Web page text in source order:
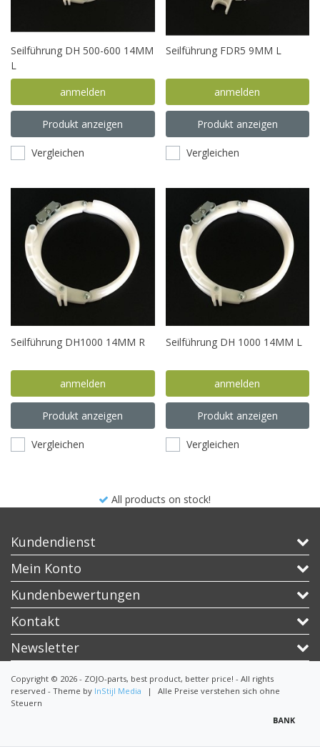
Seilführung DH 500-600 14MM
L
anmelden
Produkt anzeigen
Vergleichen
Seilführung FDR5 9MM L
anmelden
Produkt anzeigen
Vergleichen
Seilführung DH1000 14MM R
anmelden
Produkt anzeigen
Vergleichen
Seilführung DH 1000 14MM L
anmelden
Produkt anzeigen
Vergleichen
All products on stock!
Kundendienst
Mein Konto
Kundenbewertungen
Kontakt
Newsletter
Copyright © 2026 - ZOJO-parts, best product, better price! - All rights
reserved - Theme by InStijl Media |
Alle Preise verstehen sich ohne
Steuern